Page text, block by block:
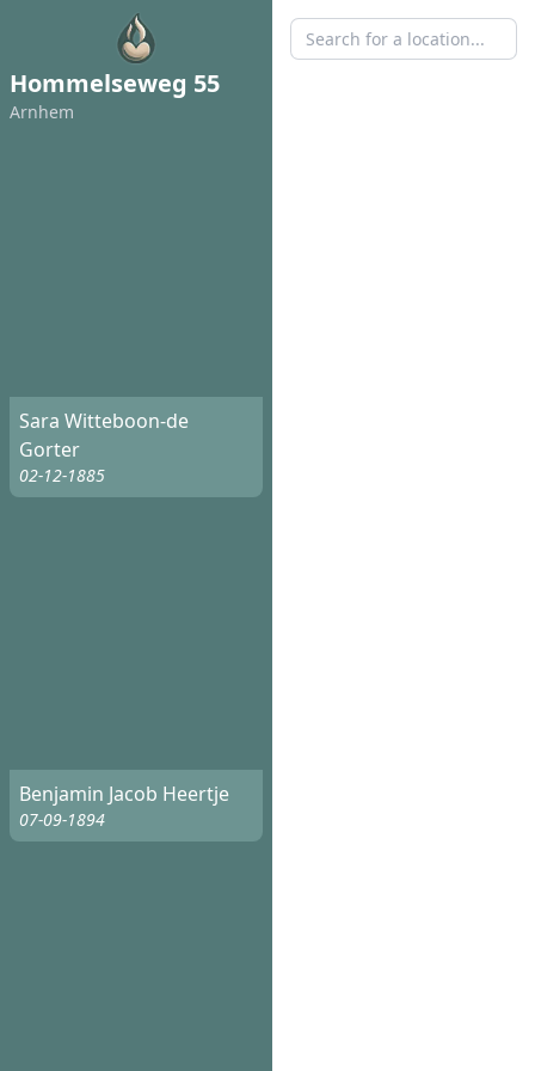
Hommelseweg 55
Arnhem
Sara Witteboon-de
Gorter
02-12-1885
Benjamin Jacob Heertje
07-09-1894